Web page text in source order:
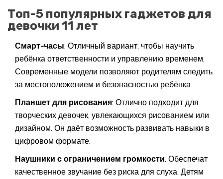
Топ-5 популярных гаджетов для
девочки 11 лет
Смарт-часы: Отличный вариант, чтобы научить
ребёнка ответственности и управлению временем.
Современные модели позволяют родителям следить
за местоположением и безопасностью ребёнка.
Планшет для рисования: Отлично подходит для
творческих девочек, увлекающихся рисованием или
дизайном. Он даёт возможность развивать навыки в
цифровом формате.
Наушники с ограничением громкости: Обеспечат
качественное звучание без риска для слуха. Детям